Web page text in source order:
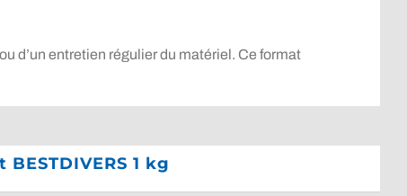
d’un entretien régulier du matériel. Ce format
1 kg